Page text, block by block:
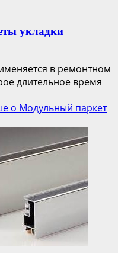
укладки
в ремонтном
длительное время
о Модульный паркет